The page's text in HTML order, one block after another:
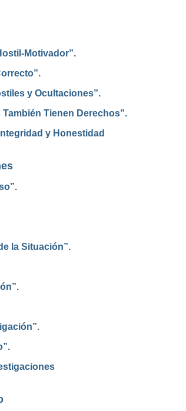
Motivador”.
y Ocultaciones”.
Tienen Derechos”.
y Honestidad
la Situación”.